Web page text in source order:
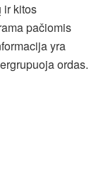
ir kitos
pačiomis
yra
ordas.